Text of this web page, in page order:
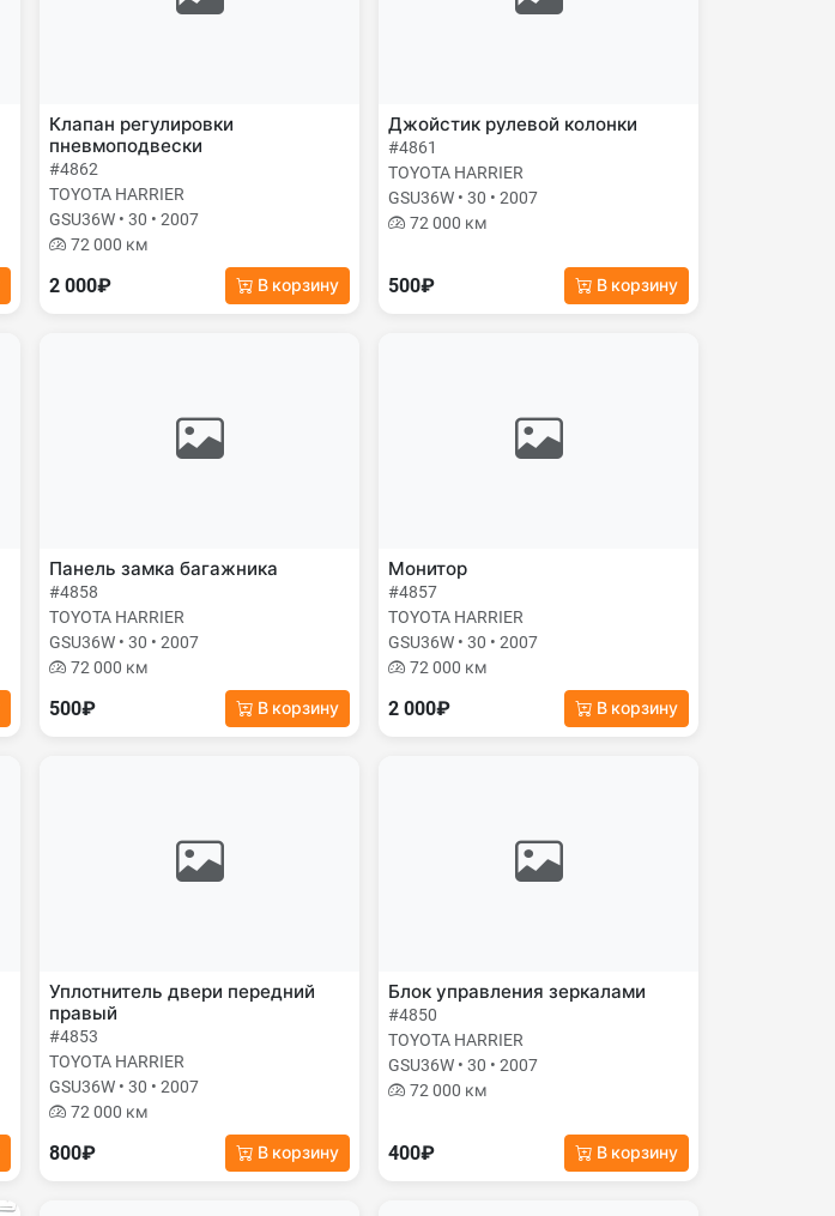
Клапан регулировки
пневмоподвески
#4862
TOYOTA HARRIER
GSU36W • 30 • 2007
72 000 км
2 000₽ В корзину
Джойстик рулевой колонки
#4861
TOYOTA HARRIER
GSU36W • 30 • 2007
72 000 км
500₽ В корзину
Панель замка багажника
#4858
TOYOTA HARRIER
GSU36W • 30 • 2007
72 000 км
500₽ В корзину
Монитор
#4857
TOYOTA HARRIER
GSU36W • 30 • 2007
72 000 км
2 000₽ В корзину
Уплотнитель двери передний
правый
#4853
TOYOTA HARRIER
GSU36W • 30 • 2007
72 000 км
800₽ В корзину
Блок управления зеркалами
#4850
TOYOTA HARRIER
GSU36W • 30 • 2007
72 000 км
400₽ В корзину